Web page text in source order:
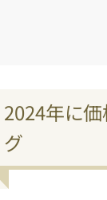
2024年に価
グ